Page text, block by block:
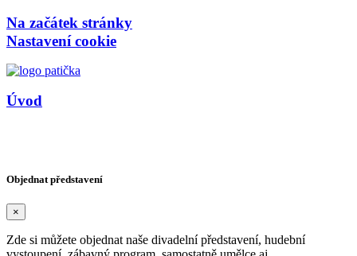
Na začátek stránky
Nastavení cookie
Úvod
Objednat představení
×
Zde si můžete objednat naše divadelní představení, hudební